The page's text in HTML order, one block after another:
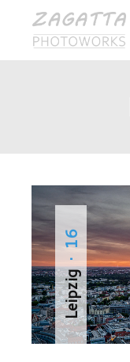
Leipzig
· 16